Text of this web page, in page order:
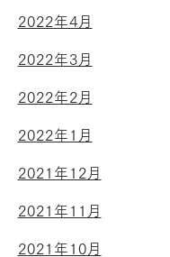
2022年4月
2022年3月
2022年2月
2022年1月
2021年12月
2021年11月
2021年10月